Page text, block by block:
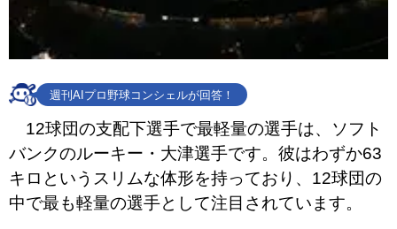
週刊AIプロ野球コンシェルが回答！
12球団の支配下選手で最軽量の選手は、ソフト
バンクのルーキー・大津選手です。彼はわずか63
キロというスリムな体形を持っており、12球団の
中で最も軽量の選手として注目されています。